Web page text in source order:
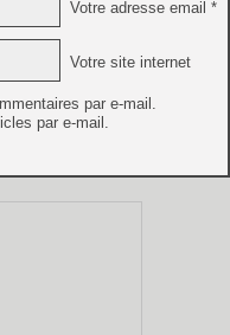
Votre adresse email *
Votre site internet
par e-mail.
par e-mail.